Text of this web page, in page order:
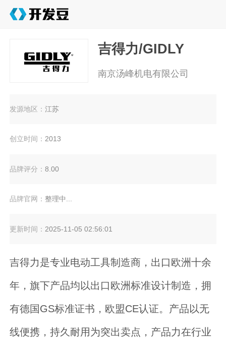
吉得力/GIDLY
南京汤峰机电有限公司
发源地区：江苏
创立时间：2013
品牌评分：8.00
品牌官网：整理中...
更新时间： 2025-11-05 02:56:01
吉得力是专业电动工具制造商，出口欧洲十余
年，旗下产品均以出口欧洲标准设计制造，拥
有德国GS标准证书，欧盟CE认证。产品以无
线便携，持久耐用为突出卖点，产品力在行业